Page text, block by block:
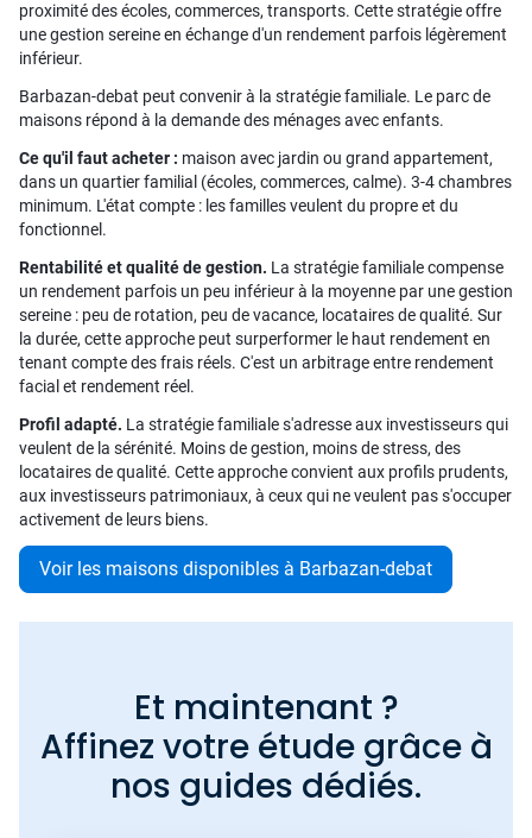
proximité des écoles, commerces, transports. Cette stratégie offre
une gestion sereine en échange d'un rendement parfois légèrement
inférieur.
Barbazan-debat peut convenir à la stratégie familiale. Le parc de
maisons répond à la demande des ménages avec enfants.
Ce qu'il faut acheter : maison avec jardin ou grand appartement,
dans un quartier familial (écoles, commerces, calme). 3-4 chambres
minimum. L'état compte : les familles veulent du propre et du
fonctionnel.
Rentabilité et qualité de gestion. La stratégie familiale compense
un rendement parfois un peu inférieur à la moyenne par une gestion
sereine : peu de rotation, peu de vacance, locataires de qualité. Sur
la durée, cette approche peut surperformer le haut rendement en
tenant compte des frais réels. C'est un arbitrage entre rendement
facial et rendement réel.
Profil adapté. La stratégie familiale s'adresse aux investisseurs qui
veulent de la sérénité. Moins de gestion, moins de stress, des
locataires de qualité. Cette approche convient aux profils prudents,
aux investisseurs patrimoniaux, à ceux qui ne veulent pas s'occuper
activement de leurs biens.
Voir les maisons disponibles à Barbazan-debat
Et maintenant ?
Affinez votre étude grâce à
nos guides dédiés.